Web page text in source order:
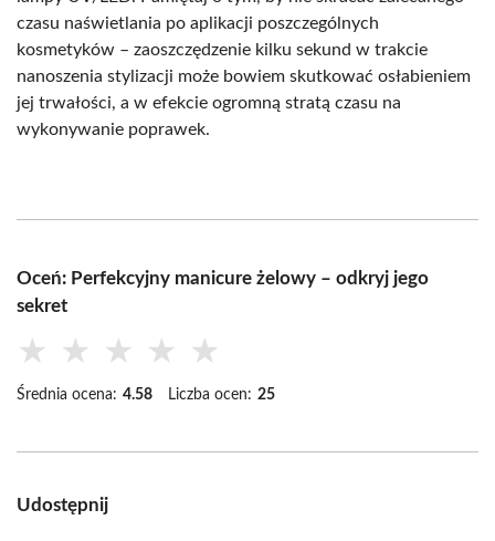
czasu naświetlania po aplikacji poszczególnych
kosmetyków – zaoszczędzenie kilku sekund w trakcie
nanoszenia stylizacji może bowiem skutkować osłabieniem
jej trwałości, a w efekcie ogromną stratą czasu na
wykonywanie poprawek.
Oceń: Perfekcyjny manicure żelowy – odkryj jego
sekret
★ ★ ★ ★ ★
Średnia ocena: 4.58 Liczba ocen: 25
Udostępnij